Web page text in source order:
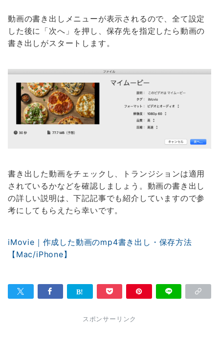
動画の書き出しメニューが表示されるので、全て設定
した後に「次へ」を押し、保存先を指定したら動画の
書き出しがスタートします。
書き出した動画をチェックし、トランジションは適用
されているかなどを確認しましょう。動画の書き出し
の詳しい説明は、下記記事でも紹介していますので参
考にしてもらえたら幸いです。
iMovie｜作成した動画のmp4書き出し・保存方法
【Mac/iPhone】
スポンサーリンク